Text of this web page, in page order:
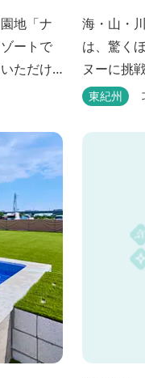
地「ナ
ートで
ただけ
海・山・
は、驚く
ヌーに挑
水族館をのぞいてみ
盛りだく
東紀州